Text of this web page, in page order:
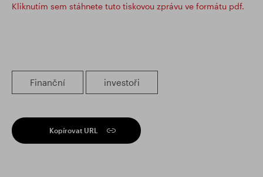
Kliknutím sem stáhnete tuto tiskovou zprávu ve formátu pdf.
Finanční investoři
Kopírovat URL